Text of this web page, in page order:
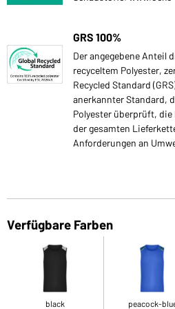
GRS 100%
Der angegebene Anteil
recyceltem Polyester,
Recycled Standard
anerkannter Standard,
Polyester überprüft,
der gesamten
Anforderungen an
Verfügbare Farben
black peacock-